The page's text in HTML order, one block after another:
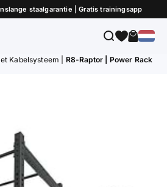
staalgarantie | Gratis trainingsapp
Zoeken
Kabelsysteem R8-Raptor | Power Rack